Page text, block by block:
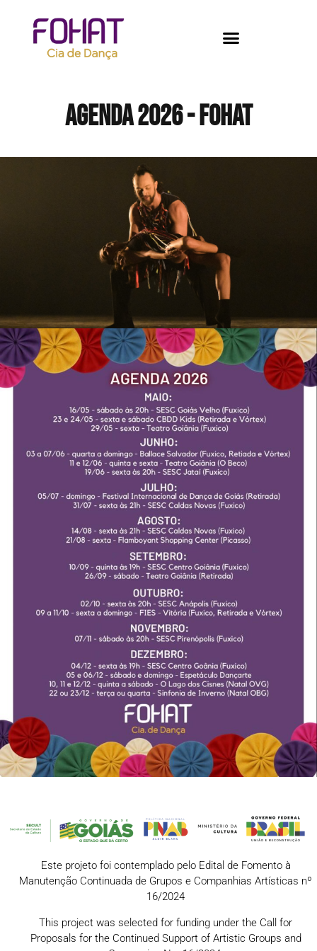
AGENDA 2026 - fohat
Este projeto foi contemplado pelo Edital de Fomento à
Manutenção Continuada de Grupos e Companhias Artísticas nº
16/2024
This project was selected for funding under the Call for
Proposals for the Continued Support of Artistic Groups and